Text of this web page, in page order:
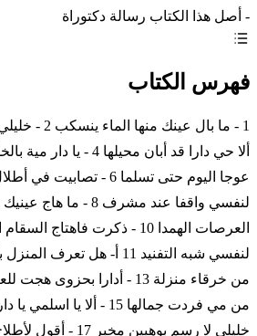
- أصل هذا الكتاب رسالة دكتوراة
فهرس الكتاب